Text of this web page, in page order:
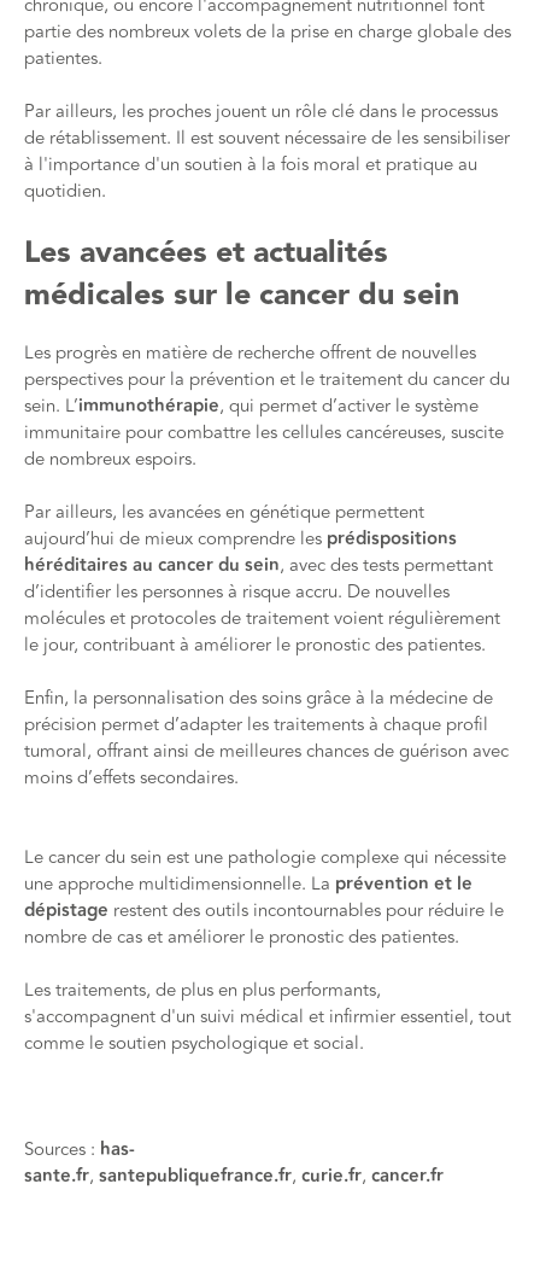
partie des nombreux volets de la prise en charge globale des
patientes.
Par ailleurs, les proches jouent un rôle clé dans le processus
de rétablissement. Il est souvent nécessaire de les sensibiliser
à l'importance d'un soutien à la fois moral et pratique au
quotidien.
Les avancées et actualités
médicales sur le cancer du sein
Les progrès en matière de recherche offrent de nouvelles
perspectives pour la prévention et le traitement du cancer du
sein. L’immunothérapie, qui permet d’activer le système
immunitaire pour combattre les cellules cancéreuses, suscite
de nombreux espoirs.
Par ailleurs, les avancées en génétique permettent
aujourd’hui de mieux comprendre les prédispositions
héréditaires au cancer du sein, avec des tests permettant
d’identifier les personnes à risque accru. De nouvelles
molécules et protocoles de traitement voient régulièrement
le jour, contribuant à améliorer le pronostic des patientes.
Enfin, la personnalisation des soins grâce à la médecine de
précision permet d’adapter les traitements à chaque profil
tumoral, offrant ainsi de meilleures chances de guérison avec
moins d’effets secondaires.
Le cancer du sein est une pathologie complexe qui nécessite
une approche multidimensionnelle. La prévention et le
dépistage restent des outils incontournables pour réduire le
nombre de cas et améliorer le pronostic des patientes.
Les traitements, de plus en plus performants,
s'accompagnent d'un suivi médical et infirmier essentiel, tout
comme le soutien psychologique et social.
Sources : has-
sante.fr, santepubliquefrance.fr, curie.fr, cancer.fr